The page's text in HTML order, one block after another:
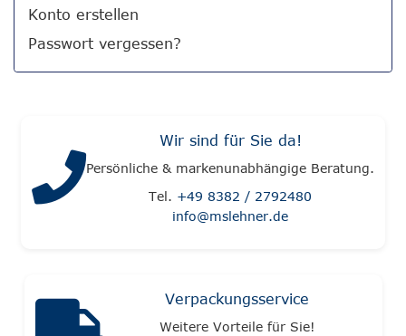
Konto erstellen
Passwort vergessen?
Wir sind für Sie da!
Persönliche & markenunabhängige Beratung.
Tel. +49 8382 / 2792480
info@mslehner.de
Verpackungsservice
Weitere Vorteile für Sie!